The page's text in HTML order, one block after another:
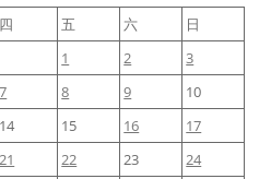
四 五 六
日
1
2
3
7 8 9
10
14 15 16
17
21 22 23
24